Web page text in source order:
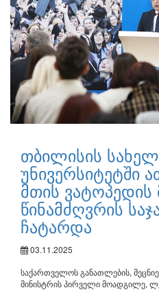
თბილისის
უნივერსიტეტში
მთის ვატოპედის
წინამძღვრის
ჩატარდა
03.11.2025
საქართველოს განათლების,
მინისტრის პირველი მოადგილე,